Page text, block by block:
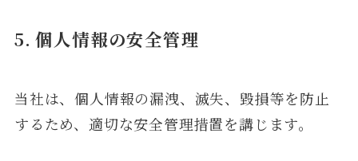
5. 個人情報の安全管理
当社は、個人情報の漏洩、滅失、毀損等を防止
するため、適切な安全管理措置を講じます。